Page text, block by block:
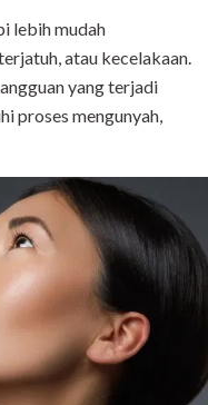
lebih mudah
atau kecelakaan.
yang terjadi
proses mengunyah,